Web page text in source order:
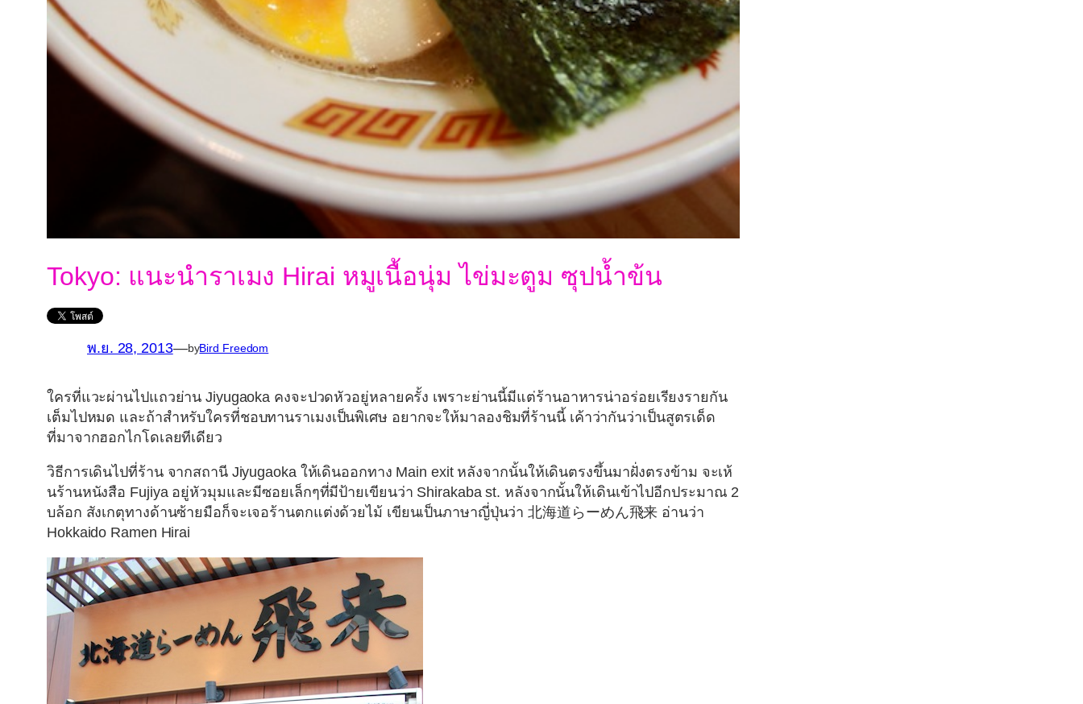
Tokyo: แนะนำราเมง Hirai หมูเนื้อนุ่ม ไข่มะตูม ซุปน้ำข้น
พ.ย. 28, 2013—byBird Freedom
ใครที่แวะผ่านไปแถวย่าน Jiyugaoka คงจะปวดหัวอยู่หลายครั้ง เพราะย่านนี้มีแต่ร้านอาหารน่าอร่อยเรียงรายกัน
เต็มไปหมด และถ้าสำหรับใครที่ชอบทานราเมงเป็นพิเศษ อยากจะให้มาลองชิมที่ร้านนี้ เค้าว่ากันว่าเป็นสูตรเด็ด
ที่มาจากฮอกไกโดเลยทีเดียว
วิธีการเดินไปที่ร้าน จากสถานี Jiyugaoka ให้เดินออกทาง Main exit หลังจากนั้นให้เดินตรงขึ้นมาฝั่งตรงข้าม จะเห้
นร้านหนังสือ Fujiya อยู่หัวมุมและมีซอยเล็กๆที่มีป้ายเขียนว่า Shirakaba st. หลังจากนั้นให้เดินเข้าไปอีกประมาณ 2
บล้อก สังเกตุทางด้านซ้ายมือก็จะเจอร้านตกแต่งด้วยไม้ เขียนเป็นภาษาญี่ปุ่นว่า 北海道らーめん飛来 อ่านว่า
Hokkaido Ramen Hirai